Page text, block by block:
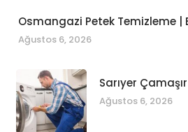
Osmangazi Petek Temizleme |
Ağustos 6, 2026
Sarıyer
Ağustos 6, 2026